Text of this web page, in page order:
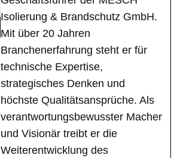
Isolierung & Brandschutz GmbH.
Mit über 20 Jahren
Branchenerfahrung steht er für
technische Expertise,
strategisches Denken und
höchste Qualitätsansprüche. Als
verantwortungsbewusster Macher
und Visionär treibt er die
Weiterentwicklung des